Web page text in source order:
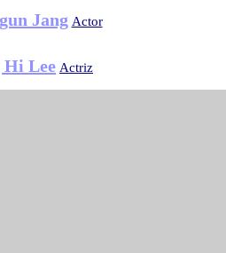
Jang Actor
Hi Lee Actriz